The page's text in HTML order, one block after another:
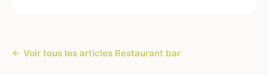
← Voir tous les articles Restaurant bar